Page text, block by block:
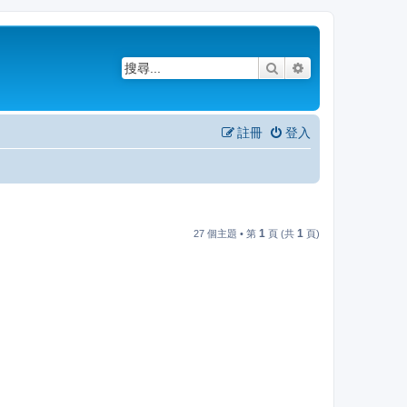
搜尋
登入
註冊
27 個主題 • 第 1 頁 (共 1 頁)